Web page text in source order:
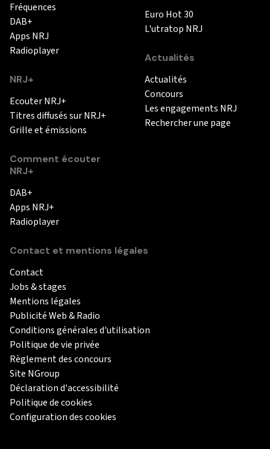
Fréquences
DAB+
Apps NRJ
Radioplayer
NRJ+
Ecouter NRJ+
Titres diffusés sur NRJ+
Grille et émissions
Comment écouter
NRJ+
DAB+
Apps NRJ+
Radioplayer
Euro Hot 30
L'utratop NRJ
Actualités
Actualités
Concours
Les engagements NRJ
Rechercher une page
Contact et mentions légales
Contact
Jobs & stages
Mentions légales
Publicité Web & Radio
Conditions générales d'utilisation
Politique de vie privée
Règlement des concours
Site NGroup
Déclaration d'accessibilité
Politique de cookies
Configuration des cookies